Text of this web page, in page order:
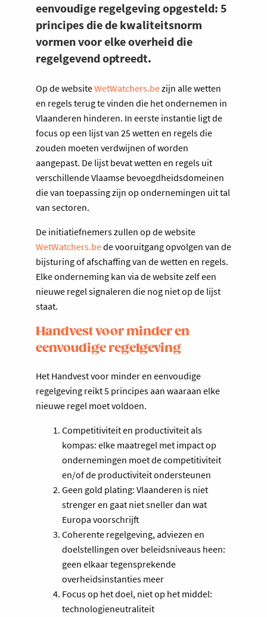
eenvoudige regelgeving opgesteld: 5
principes die de kwaliteitsnorm
vormen voor elke overheid die
regelgevend optreedt.
Op de websiteWetWatchers.bezijn alle wetten
en regels terug te vinden die het ondernemen in
Vlaanderen hinderen. In eerste instantie ligt de
focus op een lijst van 25 wetten en regels die
zouden moeten verdwijnen of worden
aangepast. De lijst bevat wetten en regels uit
verschillende Vlaamse bevoegdheidsdomeinen
die van toepassing zijn op ondernemingen uit tal
van sectoren.
De initiatiefnemers zullen op de website
WetWatchers.bede vooruitgang opvolgen van de
bijsturing of afschaffing van de wetten en regels.
Elke onderneming kan via de website zelf een
nieuwe regel signaleren die nog niet op de lijst
staat.
Handvest voor minder en
eenvoudige regelgeving
Het Handvest voor minder en eenvoudige
regelgeving reikt 5 principes aan waaraan elke
nieuwe regel moet voldoen.
Competitiviteit en productiviteit als
kompas: elke maatregel met impact op
ondernemingen moet de competitiviteit
en/of de productiviteit ondersteunen
Geen gold plating: Vlaanderen is niet
strenger en gaat niet sneller dan wat
Europa voorschrijft
Coherente regelgeving, adviezen en
doelstellingen over beleidsniveaus heen:
geen elkaar tegensprekende
overheidsinstanties meer
Focus op het doel, niet op het middel:
technologieneutraliteit